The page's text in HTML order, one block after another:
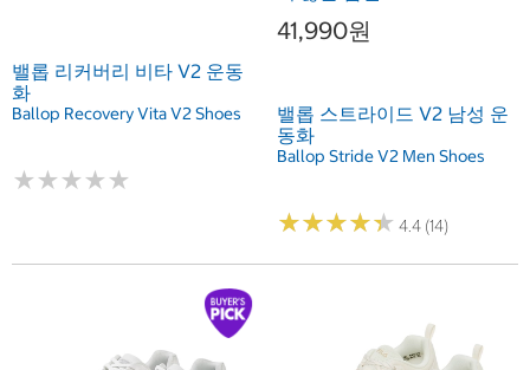
밸롭 리커버리 비타 V2 운동
화
Ballop Recovery Vita V2 Shoes
★★★★★
★★★★★
41,990원
밸롭 스트라이드 V2 남성 운
동화
Ballop Stride V2 Men Shoes
★★★★★
★★★★★ 4.4 (14)